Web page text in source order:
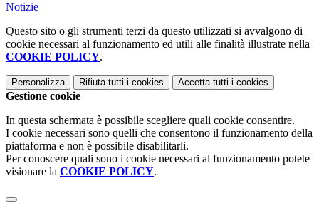
Notizie
Questo sito o gli strumenti terzi da questo utilizzati si avvalgono di
cookie necessari al funzionamento ed utili alle finalità illustrate nella
COOKIE POLICY.
Personalizza Rifiuta tutti i cookies Accetta tutti i cookies
Gestione cookie
In questa schermata è possibile scegliere quali cookie consentire.
I cookie necessari sono quelli che consentono il funzionamento della
piattaforma e non è possibile disabilitarli.
Per conoscere quali sono i cookie necessari al funzionamento potete
visionare la COOKIE POLICY.